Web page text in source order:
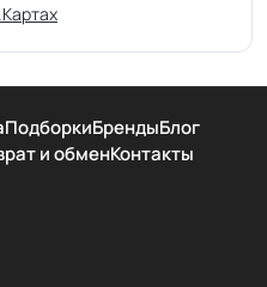
ПодборкиБрендыБлог
и обменКонтакты